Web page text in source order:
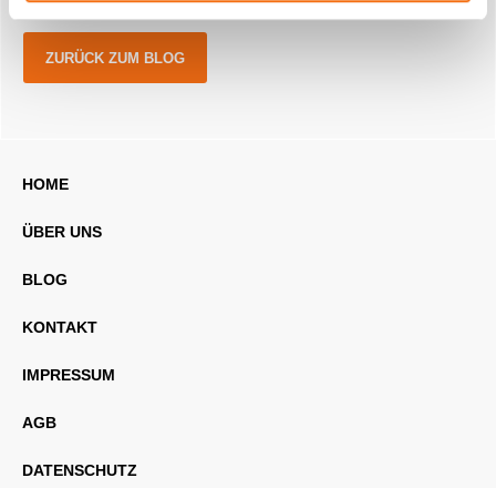
ZURÜCK ZUM BLOG
HOME
ÜBER UNS
BLOG
KONTAKT
IMPRESSUM
AGB
DATENSCHUTZ